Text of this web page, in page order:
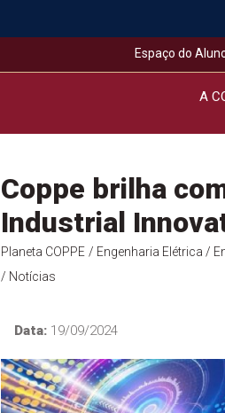
Espaço do
A
Coppe brilha
Industrial
Planeta COPPE / Engenharia Elétrica /
/ Notícias
Data:19/09/2024